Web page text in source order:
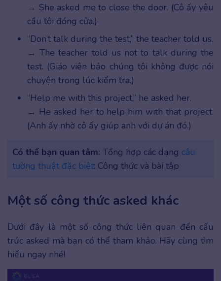
→ She asked me to close the door. (Cô ấy yêu
cầu tôi đóng cửa.)
“Don’t talk during the test,” the teacher told us.
→ The teacher told us not to talk during the
test. (Giáo viên bảo chúng tôi không được nói
chuyện trong lúc kiểm tra.)
“Help me with this project,” he asked her.
→ He asked her to help him with that project.
(Anh ấy nhờ cô ấy giúp anh với dự án đó.)
Có thể bạn quan tâm: Tổng hợp các dạng câu
tường thuật đặc biệt: Công thức và bài tập
Một số công thức asked khác
Dưới đây là một số công thức liên quan đến cấu
trúc asked mà bạn có thể tham khảo. Hãy cùng tìm
hiểu ngay nhé!